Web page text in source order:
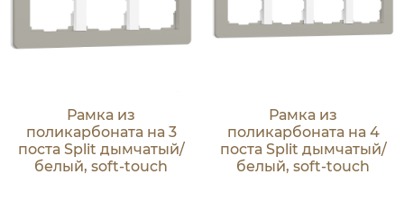
Рамка из
поликарбоната на 3
поста Split дымчатый/
белый, soft-touch
Рамка из
поликарбоната на 4
поста Split дымчатый/
белый, soft-touch